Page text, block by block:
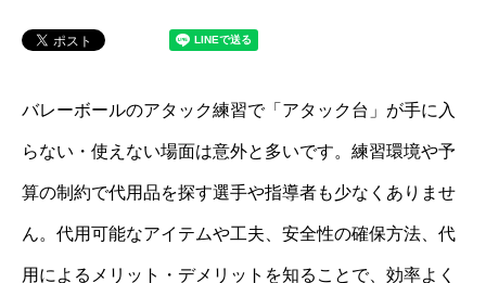
バレーボールのアタック練習で「アタック台」が手に入
らない・使えない場面は意外と多いです。練習環境や予
算の制約で代用品を探す選手や指導者も少なくありませ
ん。代用可能なアイテムや工夫、安全性の確保方法、代
用によるメリット・デメリットを知ることで、効率よく